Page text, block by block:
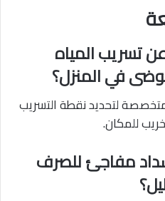
تسريب المياه
في المنزل؟
لتحديد نقطة التسريب
للمكان.
مفاجئ للصرف